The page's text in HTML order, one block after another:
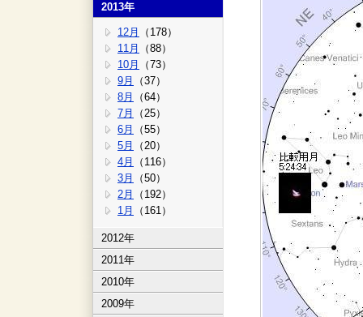
2013年
12月
（178）
11月
（88）
10月
（73）
9月
（37）
8月
（64）
7月
（25）
6月
（55）
5月
（20）
4月
（116）
3月
（50）
2月
（192）
1月
（161）
2012年
2011年
2010年
2009年